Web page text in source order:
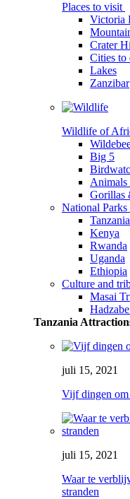
Places to visit
Victoria
Crater
Cities to
Lakes
Zanzibar
Wildlife of
Big 5
Animals
Gorillas
National Parks
Tanzania
Kenya
Rwanda
Uganda
Ethiopia
Culture and
Masai
Tanzania
juli 15, 2021
Vijf dingen om
juli 15, 2021
Waar te
stranden